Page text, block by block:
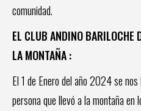
comunidad.
EL CLUB ANDINO BARILOCHE
LA MONTAÑA :
El 1 de Enero del año 2024 se
persona que llevó a la montaña en